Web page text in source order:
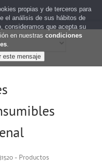
- Productos
propias y de terceros para
el análisis de sus hábitos de
consideramos que acepta su
en nuestras condiciones
.